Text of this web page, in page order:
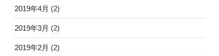
2019年4月 (2)
2019年3月 (2)
2019年2月 (2)